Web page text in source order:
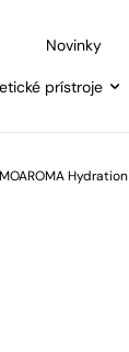
Novinky
prístroje
Hydration